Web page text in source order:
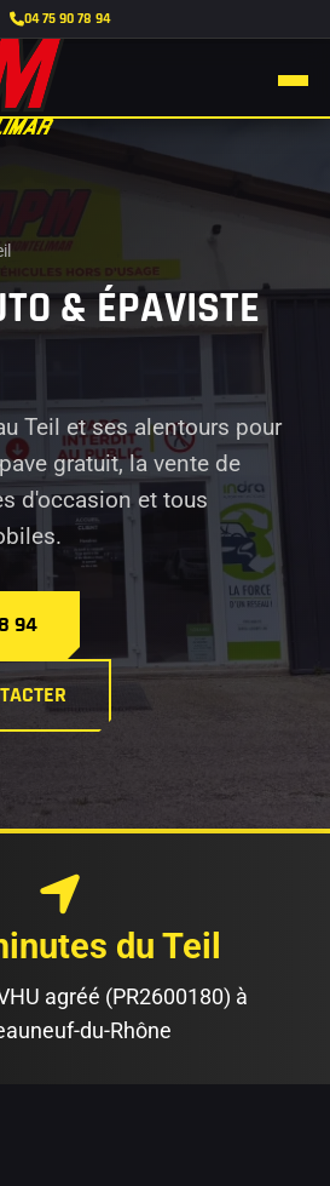
04 75 90 78 94
& ÉPAVISTE
Teil et ses alentours pour
gratuit, la vente de
d'occasion et tous
94
du Teil
agréé (PR2600180) à
du-Rhône